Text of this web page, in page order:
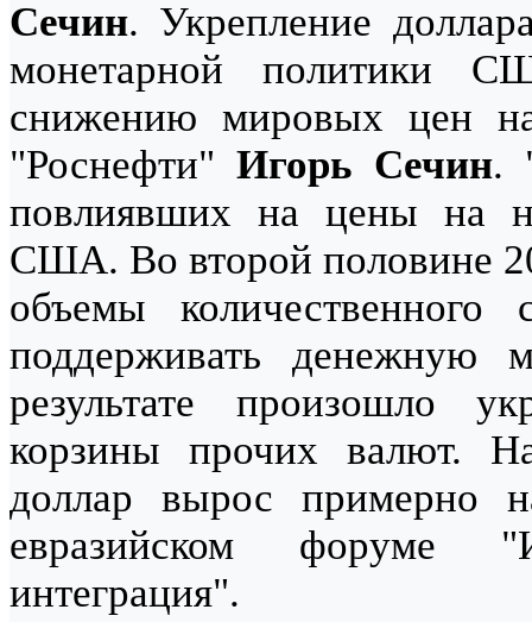
Сечин. Укрепление
монетарной политики
снижению мировых цен
"Роснефти" Игорь Сечин.
повлиявших на цены на
США. Во второй половине
объемы количественного
поддерживать денежную
результате произошло
корзины прочих валют.
доллар вырос примерно
евразийском форуме
интеграция".